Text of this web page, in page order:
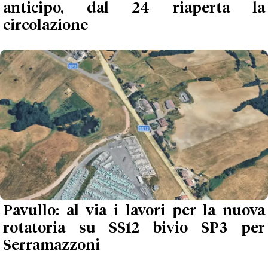
anticipo, dal 24 riaperta la
circolazione
Pavullo: al via i lavori per la nuova
rotatoria su SS12 bivio SP3 per
Serramazzoni